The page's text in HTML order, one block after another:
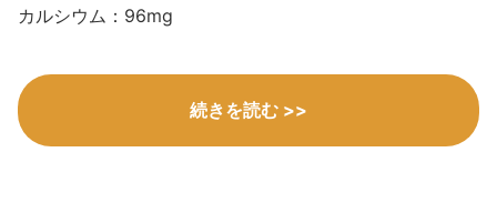
カルシウム：96mg
続きを読む >>